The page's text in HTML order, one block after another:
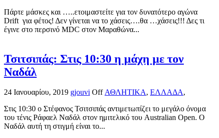
Πάρτε μάσκες και …..ετοιμαστείτε για τον δυνατότερο αγώνα
Drift για φέτος! Δεν γίνεται να το χάσεις….θα …χάσεις!!! Δες τι
έγινε στο περσινό MDC στον Μαραθώνα...
Τσιτσιπάς: Στις 10:30 η μάχη με τον
Ναδάλ
24 Ιανουαρίου, 2019 gjouvi Off ΑΘΛΗΤΙΚΑ, ΕΛΛΑΔΑ,
Στις 10:30 ο Στέφανος Τσιτσιπάς αντιμετωπίζει το μεγάλο όνομα
του τένις Ράφαελ Ναδάλ στον ημιτελικό του Australian Open. Ο
Ναδάλ αυτή τη στιγμή είναι το...